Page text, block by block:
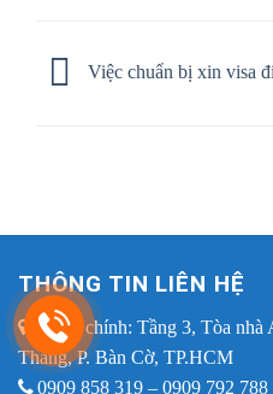
Việc chuẩn bị xin visa
THÔNG TIN LIÊN HỆ
Trụ sở chính: Tầng 3, Tòa
Thắng, P. Bàn Cờ, TP.HCM
0909 858 319 – 0909 792 788